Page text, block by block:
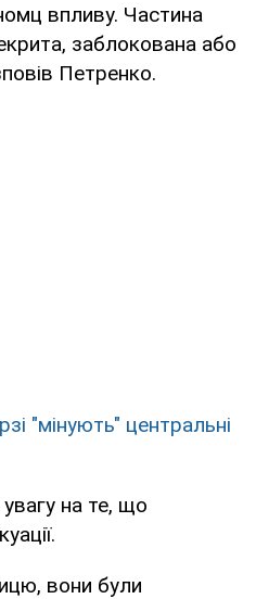
впливу. Частина
заблокована або
Петренко.
"мінують" центральні
увагу на те, що
вони були